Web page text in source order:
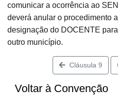
comunicar a ocorrência ao
deverá anular o procedimento
designação do DOCENTE
outro município.
Cláusula 9
Voltar à Convenção